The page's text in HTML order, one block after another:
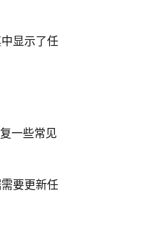
显示了任
一些常见
要更新任